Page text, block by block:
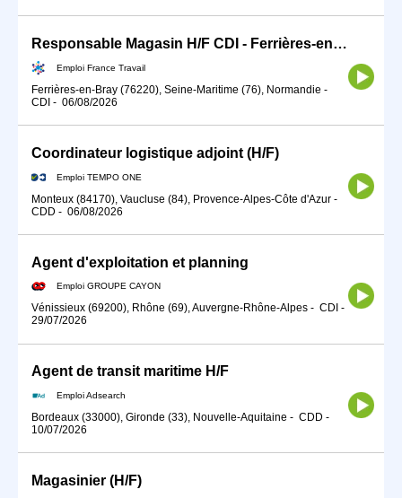
Responsable Magasin H/F CDI - Ferrières-en-Bray (H/F)
Emploi France Travail
Ferrières-en-Bray (76220), Seine-Maritime (76), Normandie -
CDI - 06/08/2026
Coordinateur logistique adjoint (H/F)
Emploi TEMPO ONE
Monteux (84170), Vaucluse (84), Provence-Alpes-Côte d'Azur -
CDD - 06/08/2026
Agent d'exploitation et planning
Emploi GROUPE CAYON
Vénissieux (69200), Rhône (69), Auvergne-Rhône-Alpes - CDI -
29/07/2026
Agent de transit maritime H/F
Emploi Adsearch
Bordeaux (33000), Gironde (33), Nouvelle-Aquitaine - CDD -
10/07/2026
Magasinier (H/F)